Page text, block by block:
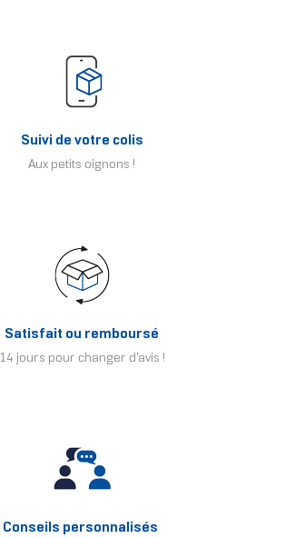
Suivi de votre colis
Aux petits oignons !
Satisfait ou remboursé
14 jours pour changer d'avis !
Conseils personnalisés